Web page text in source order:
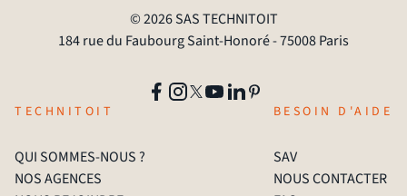
© 2026 SAS TECHNITOIT
184 rue du Faubourg Saint-Honoré - 75008 Paris
TECHNITOIT
QUI SOMMES-NOUS ?
NOS AGENCES
BESOIN D'AIDE
SAV
NOUS CONTACTER